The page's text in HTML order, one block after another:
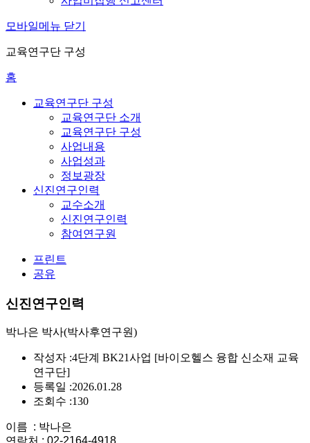
모바일메뉴 닫기
교육연구단 구성
홈
교육연구단 구성
교육연구단 소개
교육연구단 구성
사업내용
사업성과
정보광장
신진연구인력
교수소개
신진연구인력
참여연구원
프린트
공유
신진연구인력
박나은 박사(박사후연구원)
작성자 :4단계 BK21사업 [바이오헬스 융합 신소재 교육
연구단]
등록일 :2026.01.28
조회수 :130
이름 : 박나은